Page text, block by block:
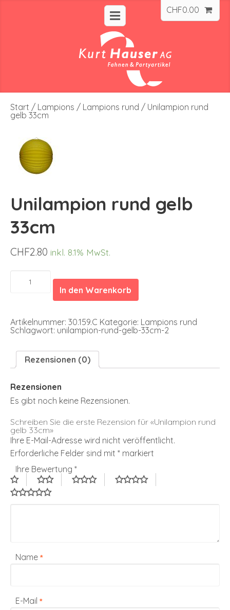
CHF0.00
Start / Lampions / Lampions rund / Unilampion rund
gelb 33cm
Unilampion rund gelb
33cm
CHF2.80 inkl. 8.1% MwSt.
Unilampion
gelb
In den Warenkorb
Artikelnummer: 30.159.C Kategorie: Lampions rund
Schlagwort: unilampion-rund-gelb-33cm-2
Rezensionen (0)
Rezensionen
Es gibt noch keine Rezensionen.
Schreiben Sie die erste Rezension für «Unilampion rund
gelb 33cm»
Ihre E-Mail-Adresse wird nicht veröffentlicht.
Erforderliche Felder sind mit * markiert
Ihre Bewertung *
Name *
E-Mail *